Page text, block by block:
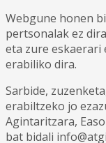
Webgune honen
pertsonalak ez
eta zure
erabiliko dira.
Sarbide,
erabiltzeko jo
Agintaritzara,
bat bidali